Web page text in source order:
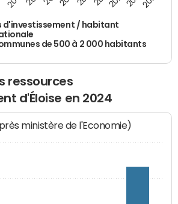
d'investissement / habitant
de 500 à 2 000 habitants
ressources
d'Éloise en 2024
ministère de l'Economie)